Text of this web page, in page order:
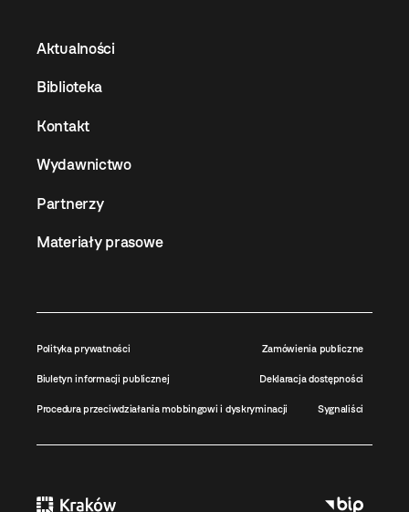
Aktualności
Biblioteka
Kontakt
Wydawnictwo
Partnerzy
Materiały prasowe
Polityka prywatności Zamówienia publiczne
Biuletyn informacji publicznej Deklaracja dostępności
Procedura przeciwdziałania mobbingowi i dyskryminacji Sygnaliści